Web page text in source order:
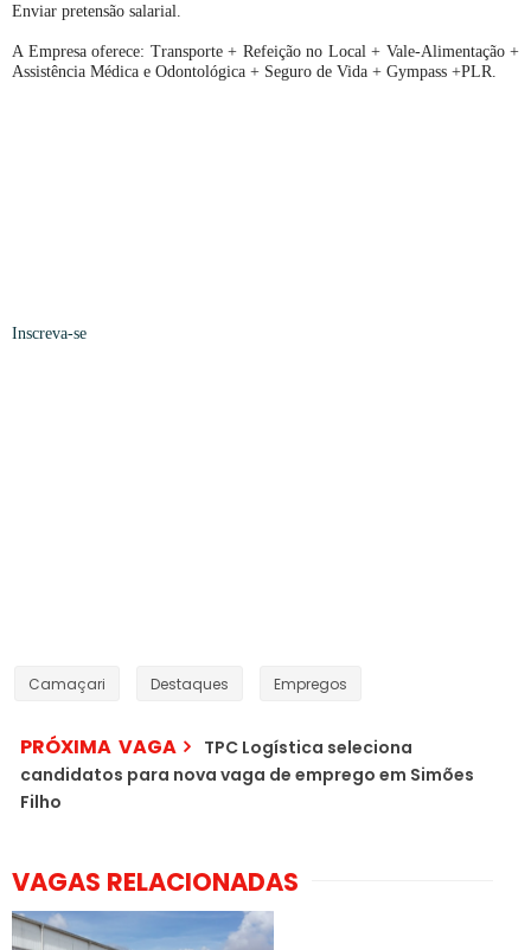
Enviar pretensão salarial.
A Empresa oferece: Transporte + Refeição no Local + Vale-Alimentação +
Assistência Médica e Odontológica + Seguro de Vida + Gympass +PLR.
Inscreva-se
Camaçari Destaques Empregos
PRÓXIMA VAGA
TPC Logística seleciona
candidatos para nova vaga de emprego em Simões
Filho
VAGAS RELACIONADAS